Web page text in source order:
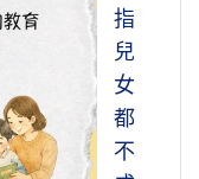
指
兒
女
都
不